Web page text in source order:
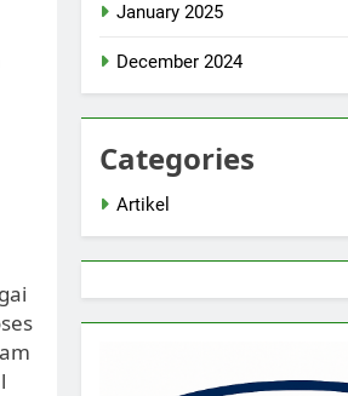
January 2025
December 2024
Categories
Artikel